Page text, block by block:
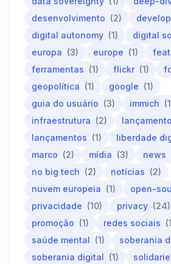
desenvolvimento (2)
digital autonomy (1) digital
europa (3) europe (1)
ferramentas (1) flickr (1)
geopolítica (1) google (1)
guia do usuário (3) immich
infraestrutura (2) lançamento
lançamentos (1) liberdade
marco (2) mídia (3) news
no big tech (2) notícias (2)
nuvem europeia (1) open-
privacidade (10) privacy (24)
promoção (1) redes sociais
saúde mental (1) soberania
soberania digital (1)